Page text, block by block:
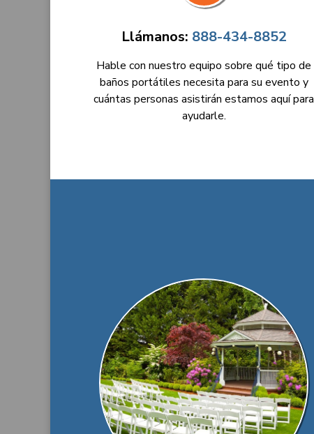
Llámanos: 888-434-8852
Hable con nuestro equipo sobre qué tipo de
baños portátiles necesita para su evento y
cuántas personas asistirán estamos aquí para
ayudarle.